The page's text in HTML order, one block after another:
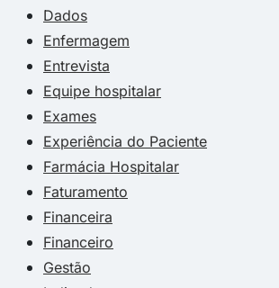
Dados
Enfermagem
Entrevista
Equipe hospitalar
Exames
Experiência do Paciente
Farmácia Hospitalar
Faturamento
Financeira
Financeiro
Gestão